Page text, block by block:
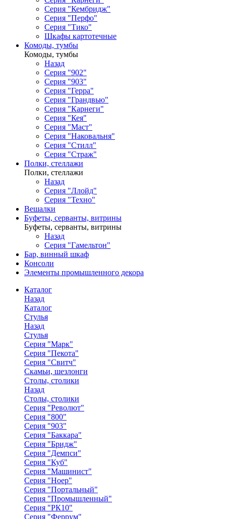
Серия "Кембридж"
Серия "Перфо"
Серия "Тико"
Шкафы картотечные
Комоды, тумбы
Комоды, тумбы
Назад
Серия "902"
Серия "903"
Серия "Герра"
Серия "Грандвью"
Серия "Карнеги"
Серия "Кея"
Серия "Маст"
Серия "Наковальня"
Серия "Стилл"
Серия "Страж"
Полки, стеллажи
Полки, стеллажи
Назад
Серия "Ллойд"
Серия "Техно"
Вешалки
Буфеты, серванты, витрины
Буфеты, серванты, витрины
Назад
Серия "Гамельтон"
Бар, винный шкаф
Консоли
Элементы промышленного декора
Каталог
Назад
Каталог
Стулья
Назад
Стулья
Серия "Марк"
Серия "Пекота"
Серия "Свитч"
Скамьи, шезлонги
Столы, столики
Назад
Столы, столики
Серия "Револют"
Серия "800"
Серия "903"
Серия "Баккара"
Серия "Бридж"
Серия "Демпси"
Серия "Куб"
Серия "Машинист"
Серия "Ноер"
Серия "Портальный"
Серия "Промышленный"
Серия "РК10"
Серия "Феррум"